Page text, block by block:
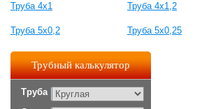
Труба 4х1 Труба 4х1,2
Труба 5х0,2 Труба 5х0,25
Трубный калькулятор
Труба